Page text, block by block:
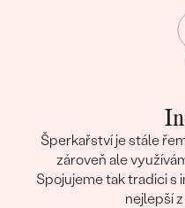
Šperkařství je stále
zároveň ale
Spojujeme tak tradici s
nejlepší